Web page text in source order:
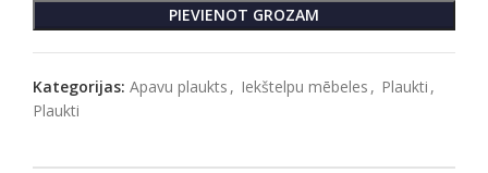
PIEVIENOT GROZAM
Kategorijas: Apavu plaukts , Iekštelpu mēbeles , Plaukti ,
Plaukti